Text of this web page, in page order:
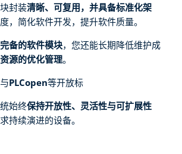
封装清晰、可复用，并具备标准化架
，简化软件开发，提升软件质量。
备的软件模块，您还能长期降低维护成
资源的优化管理。
与PLCopen等开放标
始终保持开放性、灵活性与可扩展性
续演进的设备。